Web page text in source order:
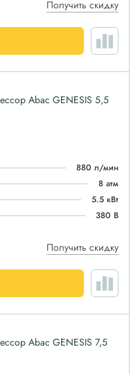
Получить скидку
Abac GENESIS 5,5
880 л/мин
8 атм
5.5 кВт
380 В
Получить скидку
Abac GENESIS 7,5